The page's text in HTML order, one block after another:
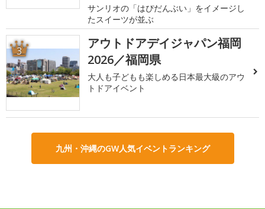
サンリオの「はぴだんぶい」をイメージし
たスイーツが並ぶ
3
アウトドアデイジャパン福岡
2026／福岡県
大人も子どもも楽しめる日本最大級のアウ
トドアイベント
九州・沖縄のGW人気イベントランキング